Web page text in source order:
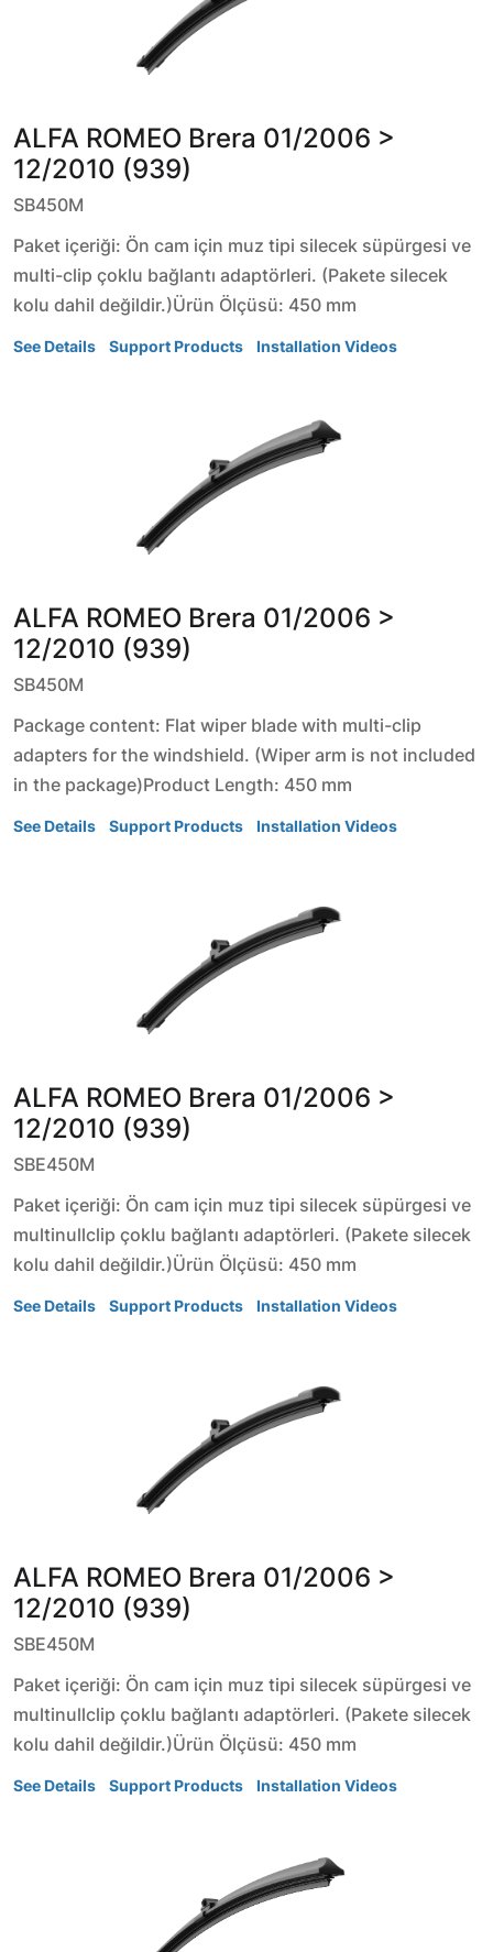
ALFA ROMEO Brera 01/2006 >
12/2010 (939)
SB450M
Paket içeriği: Ön cam için muz tipi silecek süpürgesi ve
multi-clip çoklu bağlantı adaptörleri. (Pakete silecek
kolu dahil değildir.)Ürün Ölçüsü: 450 mm
See Details Support Products Installation Videos
ALFA ROMEO Brera 01/2006 >
12/2010 (939)
SB450M
Package content: Flat wiper blade with multi-clip
adapters for the windshield. (Wiper arm is not included
in the package)Product Length: 450 mm
See Details Support Products Installation Videos
ALFA ROMEO Brera 01/2006 >
12/2010 (939)
SBE450M
Paket içeriği: Ön cam için muz tipi silecek süpürgesi ve
multinullclip çoklu bağlantı adaptörleri. (Pakete silecek
kolu dahil değildir.)Ürün Ölçüsü: 450 mm
See Details Support Products Installation Videos
ALFA ROMEO Brera 01/2006 >
12/2010 (939)
SBE450M
Paket içeriği: Ön cam için muz tipi silecek süpürgesi ve
multinullclip çoklu bağlantı adaptörleri. (Pakete silecek
kolu dahil değildir.)Ürün Ölçüsü: 450 mm
See Details Support Products Installation Videos